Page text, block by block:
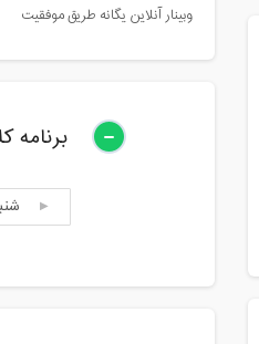
وبینار آنلاین یگانه طریق موفقیت
برنامه
شنبه، 18 بهمن